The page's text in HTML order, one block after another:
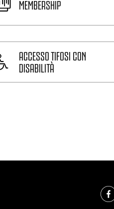
MEMBERSHIP
ACCESSO TIFOSI CON
DISABILITÀ